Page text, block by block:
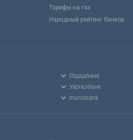
Тарифы на газ
Народный рейтинг банков
Ощадбанк
Укргазбанк
monobank